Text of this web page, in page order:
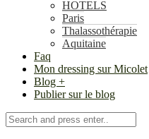
HOTELS
Paris
Thalassothérapie
Aquitaine
Faq
Mon dressing sur Micolet
Blog +
Publier sur le blog